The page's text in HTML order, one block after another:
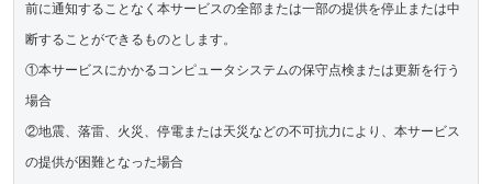
前に通知することなく本サービスの全部または一部の提供を停止または中
断することができるものとします。
①本サービスにかかるコンピュータシステムの保守点検または更新を行う
場合
②地震、落雷、火災、停電または天災などの不可抗力により、本サービス
の提供が困難となった場合